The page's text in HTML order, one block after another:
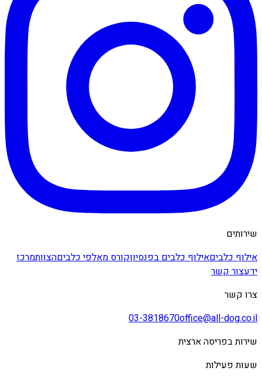
שירותים
אילוף כלביםאילוף כלבים בפנסיוןקורס מאלפי כלביםהצוותמרכז
ידעצור קשר
צרו קשר
03-3818670office@all-dog.co.il
שירות בפריסה ארצית
שעות פעילות